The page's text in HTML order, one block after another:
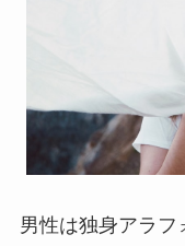
男性は独身アラ